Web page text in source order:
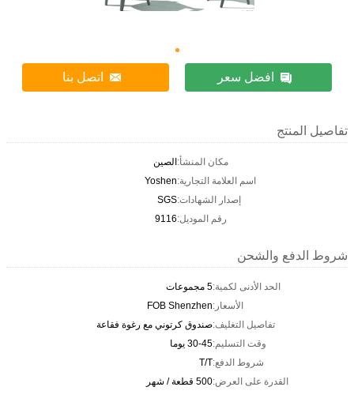
افضل سعر اتصل بنا
تفاصيل المنتج
مكان المنشأ:الصين
اسم العلامة التجارية:Yoshen
إصدار الشهادات:SGS
رقم الموديل:9116
شروط الدفع والشحن
الحد الأدنى لكمية:5 مجموعات
الأسعار:FOB Shenzhen
تفاصيل التغليف:صندوق كرتوني مع رغوة فقاعة
وقت التسليم:30-45 يوما
شروط الدفع:T/T
القدرة على العرض:500 قطعة / شهر